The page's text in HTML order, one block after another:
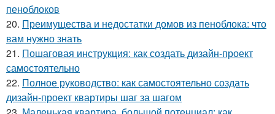
пеноблоков
20. Преимущества и недостатки домов из пеноблока: что
вам нужно знать
21. Пошаговая инструкция: как создать дизайн-проект
самостоятельно
22. Полное руководство: как самостоятельно создать
дизайн-проект квартиры шаг за шагом